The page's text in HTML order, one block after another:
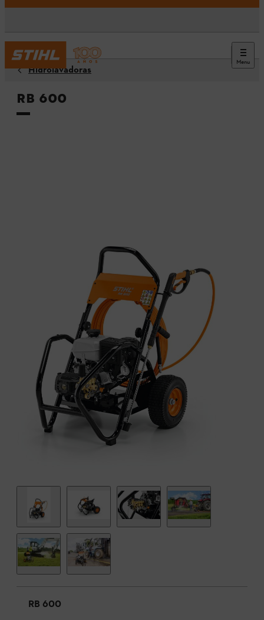
Menu
Hidrolavadoras
RB 600
RB 600